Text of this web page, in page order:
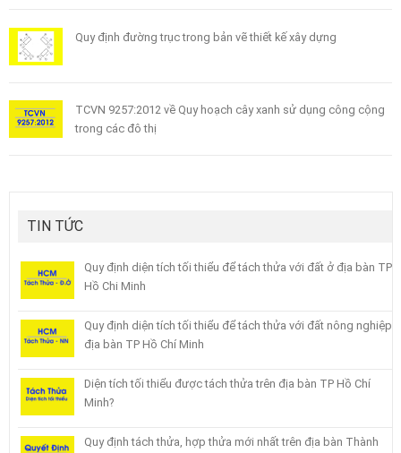
Quy định đường trục trong bản vẽ thiết kế xây dựng
TCVN 9257:2012 về Quy hoạch cây xanh sử dụng công cộng
trong các đô thị
TIN TỨC
Quy định diện tích tối thiểu để tách thửa với đất ở địa bàn TP
Hồ Chi Minh
Quy định diện tích tối thiểu để tách thửa với đất nông nghiệp
địa bàn TP Hồ Chí Minh
Diện tích tối thiểu được tách thửa trên địa bàn TP Hồ Chí
Minh?
Quy định tách thửa, hợp thửa mới nhất trên địa bàn Thành